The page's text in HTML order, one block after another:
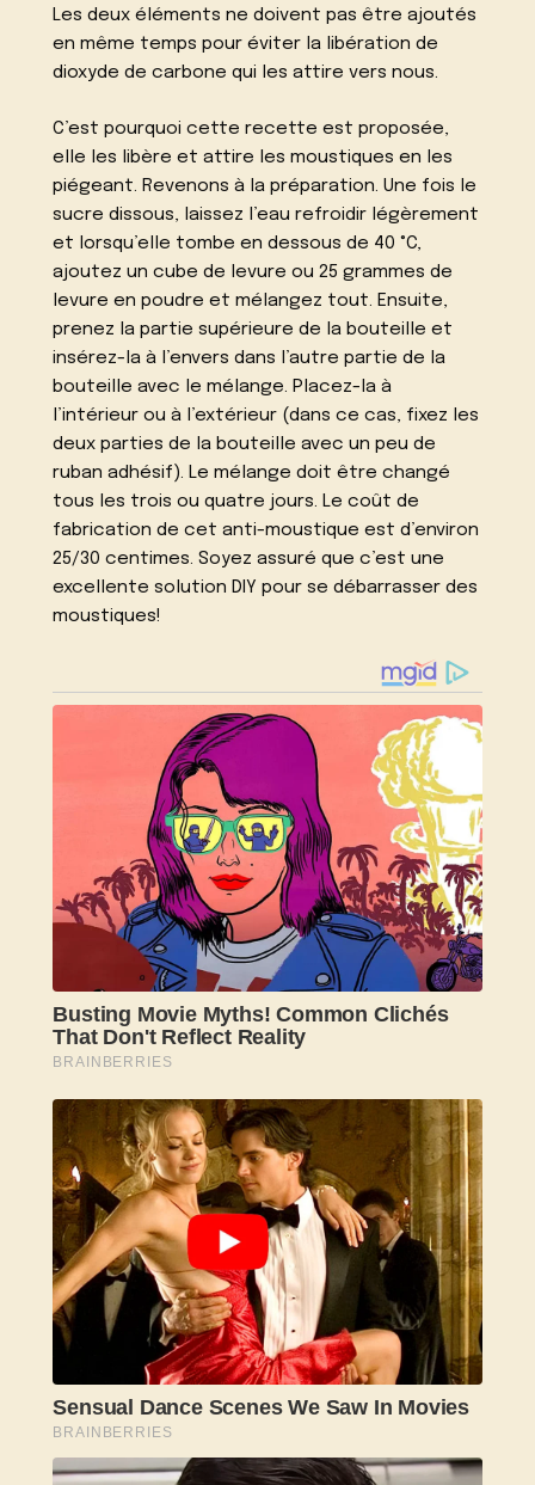
Les deux éléments ne doivent pas être ajoutés
en même temps pour éviter la libération de
dioxyde de carbone qui les attire vers nous.
C’est pourquoi cette recette est proposée,
elle les libère et attire les moustiques en les
piégeant. Revenons à la préparation. Une fois le
sucre dissous, laissez l’eau refroidir légèrement
et lorsqu’elle tombe en dessous de 40 °C,
ajoutez un cube de levure ou 25 grammes de
levure en poudre et mélangez tout. Ensuite,
prenez la partie supérieure de la bouteille et
insérez-la à l’envers dans l’autre partie de la
bouteille avec le mélange. Placez-la à
l’intérieur ou à l’extérieur (dans ce cas, fixez les
deux parties de la bouteille avec un peu de
ruban adhésif). Le mélange doit être changé
tous les trois ou quatre jours. Le coût de
fabrication de cet anti-moustique est d’environ
25/30 centimes. Soyez assuré que c’est une
excellente solution DIY pour se débarrasser des
moustiques!